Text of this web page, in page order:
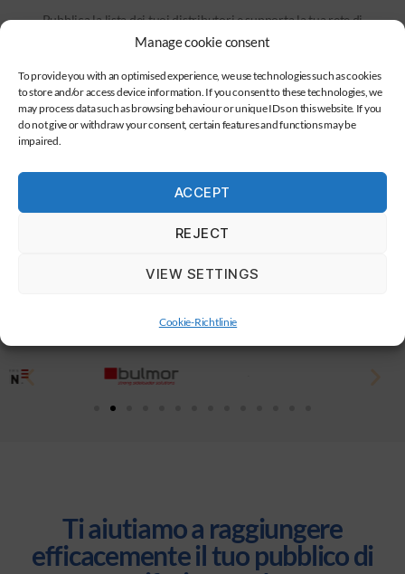
Manage cookie consent
To provide you with an optimised experience, we use technologies such as cookies
to store and/or access device information. If you consent to these technologies, we
may process data such as browsing behaviour or unique IDs on this website. If you
do not give or withdraw your consent, certain features and functions may be
impaired.
ACCEPT
REJECT
VIEW SETTINGS
Cookie-Richtlinie
Pubblica la lista dei tuoi distributori e supporta la tua rete di
rivenditori autorizzata!
Gli utenti finali possono contattarti direttamente quando
potenziali clienti.
Ti aiutiamo a raggiungere
efficacemente il tuo pubblico di